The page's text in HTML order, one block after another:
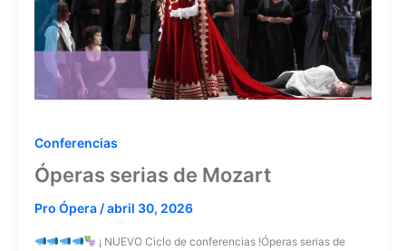
Conferencias
Óperas serias de Mozart
Pro Ópera /abril 30, 2026
¡ NUEVO Ciclo de conferencias !Óperas serias de